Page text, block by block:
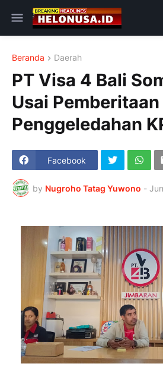
Beranda Daerah
PT Visa 4 Bali
Usai
Penggeledahan
Facebook
by Nugroho Tatag Yuwono -